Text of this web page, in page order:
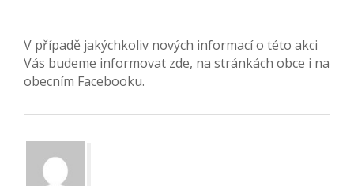
V případě jakýchkoliv nových informací o této akci
Vás budeme informovat zde, na stránkách obce i na
obecním Facebooku.